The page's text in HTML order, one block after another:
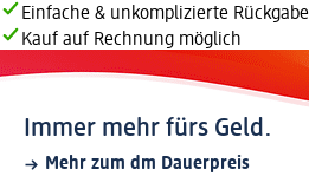
Einfache & unkomplizierte Rückgabe
Kauf auf Rechnung möglich
Immer mehr fürs Geld.
Mehr zum dm Dauerpreis